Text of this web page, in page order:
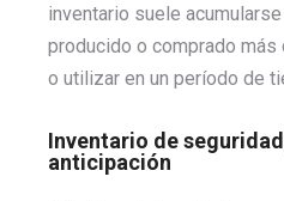
inventario suele
producido o comprado
o utilizar en un período de
Inventario de
anticipación